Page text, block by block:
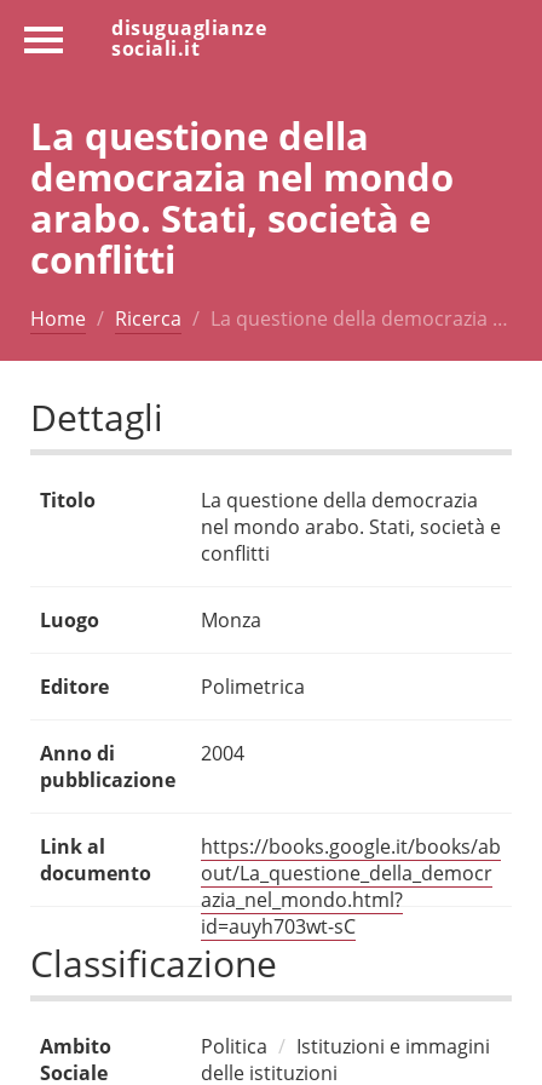
disuguaglianze
sociali.it
La questione della
democrazia nel mondo
arabo. Stati, società e
conflitti
Home Ricerca La questione della democrazia …
Dettagli
Titolo
La questione della democrazia
nel mondo arabo. Stati, società e
conflitti
Luogo Monza
Editore Polimetrica
Anno di
pubblicazione
2004
Link al
documento
https://books.google.it/books/ab
out/La_questione_della_democr
azia_nel_mondo.html?
id=auyh703wt-sC
Classificazione
Ambito
Sociale
Politica
Istituzioni e immagini
delle istituzioni